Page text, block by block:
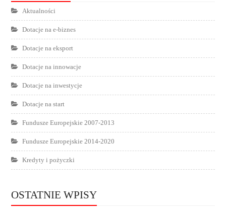
Aktualności
Dotacje na e-biznes
Dotacje na eksport
Dotacje na innowacje
Dotacje na inwestycje
Dotacje na start
Fundusze Europejskie 2007-2013
Fundusze Europejskie 2014-2020
Kredyty i pożyczki
OSTATNIE WPISY